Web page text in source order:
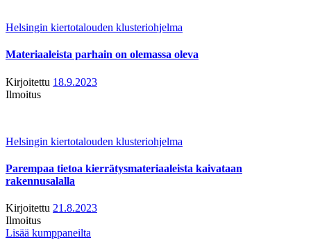
Helsingin kiertotalouden klusteriohjelma
Materiaaleista parhain on olemassa oleva
Kirjoitettu 18.9.2023
Ilmoitus
Helsingin kiertotalouden klusteriohjelma
Parempaa tietoa kierrätysmateriaaleista kaivataan
rakennusalalla
Kirjoitettu 21.8.2023
Ilmoitus
Lisää kumppaneilta